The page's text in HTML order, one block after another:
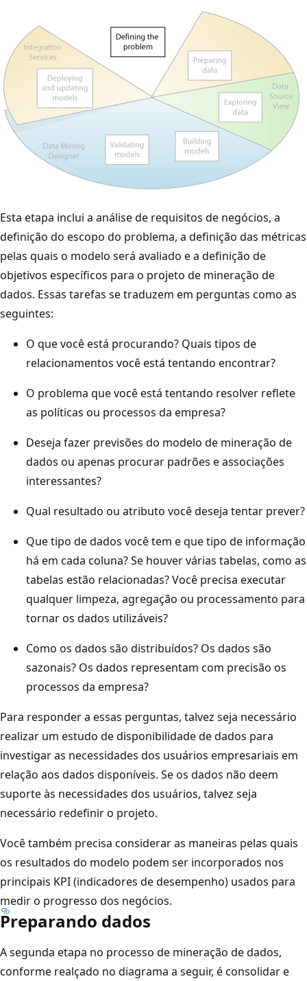
Esta etapa inclui a análise de requisitos de negócios, a
definição do escopo do problema, a definição das métricas
pelas quais o modelo será avaliado e a definição de
objetivos específicos para o projeto de mineração de
dados. Essas tarefas se traduzem em perguntas como as
seguintes:
O que você está procurando? Quais tipos de
relacionamentos você está tentando encontrar?
O problema que você está tentando resolver reflete
as políticas ou processos da empresa?
Deseja fazer previsões do modelo de mineração de
dados ou apenas procurar padrões e associações
interessantes?
Qual resultado ou atributo você deseja tentar prever?
Que tipo de dados você tem e que tipo de informação
há em cada coluna? Se houver várias tabelas, como as
tabelas estão relacionadas? Você precisa executar
qualquer limpeza, agregação ou processamento para
tornar os dados utilizáveis?
Como os dados são distribuídos? Os dados são
sazonais? Os dados representam com precisão os
processos da empresa?
Para responder a essas perguntas, talvez seja necessário
realizar um estudo de disponibilidade de dados para
investigar as necessidades dos usuários empresariais em
relação aos dados disponíveis. Se os dados não deem
suporte às necessidades dos usuários, talvez seja
necessário redefinir o projeto.
Você também precisa considerar as maneiras pelas quais
os resultados do modelo podem ser incorporados nos
principais KPI (indicadores de desempenho) usados para
medir o progresso dos negócios.
Preparando dados
A segunda etapa no processo de mineração de dados,
conforme realçado no diagrama a seguir, é consolidar e